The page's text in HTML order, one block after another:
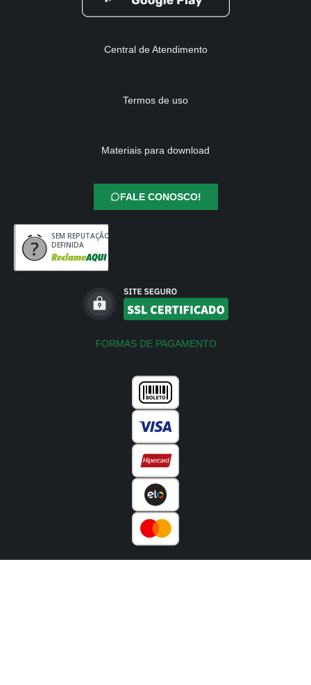
Central de Atendimento
Termos de uso
Materiais para download
FALE CONOSCO!
SEM REPUTAÇÃO
DEFINIDA
FORMAS DE PAGAMENTO